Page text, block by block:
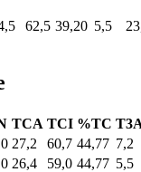
62,5 39,20 5,5
TCA TCI %TC
27,2 60,7 44,77 7,2
26,4 59,0 44,77 5,5